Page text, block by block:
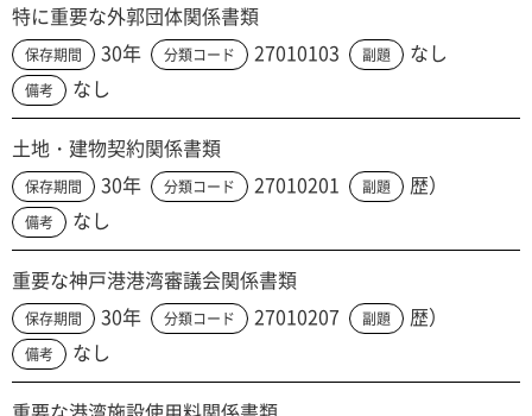
特に重要な外郭団体関係書類
保存期間 30年 分類コード 27010103 副題 なし
備考 なし
土地・建物契約関係書類
保存期間 30年 分類コード 27010201 副題 歴）
備考 なし
重要な神戸港港湾審議会関係書類
保存期間 30年 分類コード 27010207 副題 歴）
備考 なし